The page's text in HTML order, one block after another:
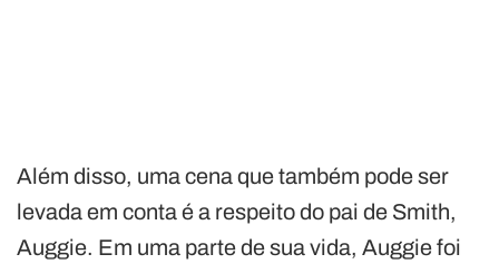
Além disso, uma cena que também pode ser
levada em conta é a respeito do pai de Smith,
Auggie. Em uma parte de sua vida, Auggie foi